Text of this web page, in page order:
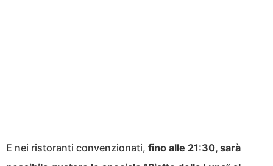
E nei ristoranti convenzionati, fino alle 21:30, sarà